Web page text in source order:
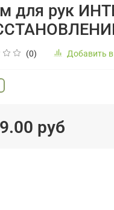
для рук
(0) Добавить
руб